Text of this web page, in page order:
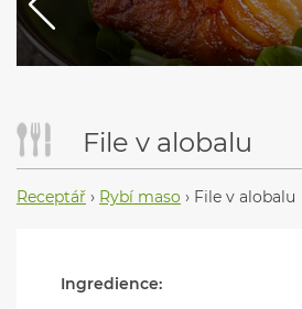
File v alobalu
Receptář › Rybí maso › File v alobalu
Ingredience: